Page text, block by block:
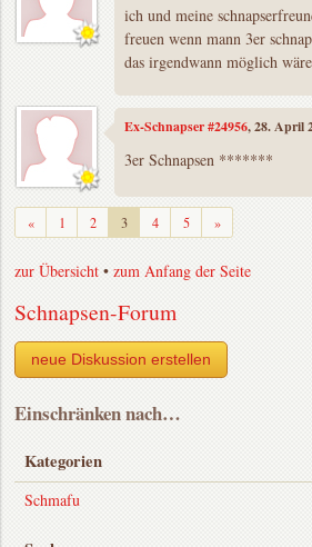
ich und meine
freuen wenn mann 3er
das irgendwann möglich
Ex-Schnapser #24956, 28. April
3er Schnapsen *******
«Zurück1 2 3 4 5 »Weiter
zur Übersicht •zum Anfang der Seite
Schnapsen-Forum
neue Diskussion erstellen
Einschränken nach…
Kategorien
Schmafu